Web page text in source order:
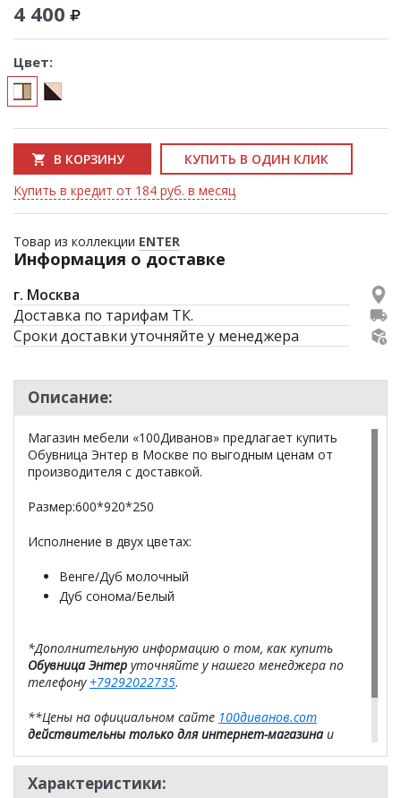
4 400
Цвет:
В КОРЗИНУ
КУПИТЬ В ОДИН КЛИК
Купить в кредит от 184 руб. в месяц
Товар из коллекции ENTER
Информация о доставке
г. Москва
Доставка по тарифам ТК.
Сроки доставки уточняйте у менеджера
Описание:
Магазин мебели «100Диванов» предлагает купить
Обувница Энтер в Москве по выгодным ценам от
производителя с доставкой.
Размер:600*920*250
Исполнение в двух цветах:
Венге/Дуб молочный
Дуб сонома/Белый
*Дополнительную информацию о том, как купить
Обувница Энтер уточняйте у нашего менеджера по
телефону +79292022735.
**Цены на официальном сайте 100диванов.com
действительны только для интернет-магазинаи
салонах сети!
Характеристики: